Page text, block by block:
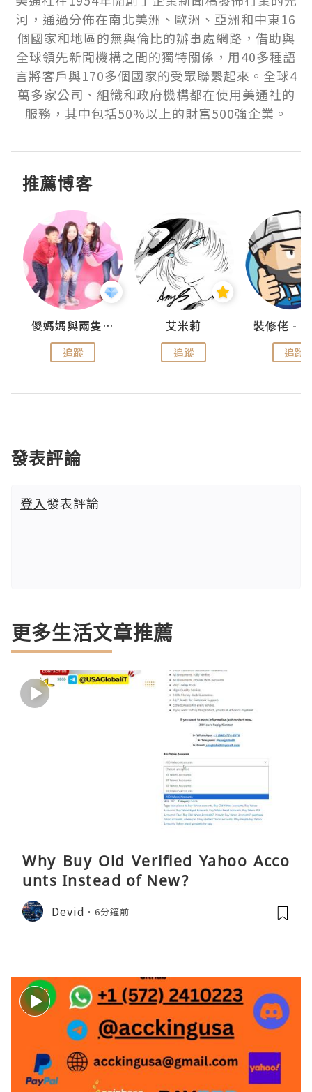
河，通過分佈在南北美洲、歐洲、亞洲和中東16
個國家和地區的無與倫比的辦事處網路，借助與
全球領先新聞機構之間的獨特關係，用40多種語
言將客戶與170多個國家的受眾聯繫起來。全球4
萬多家公司、組織和政府機構都在使用美通社的
服務，其中包括50%以上的財富500強企業。
推薦博客
儍媽媽與兩隻小魔怪之家
追蹤
艾米莉
追蹤 追蹤
發表評論
登入發表評論
更多生活文章推薦
Why Buy Old Verified Yahoo Acco
unts Instead of New?
Devid 6分鐘前